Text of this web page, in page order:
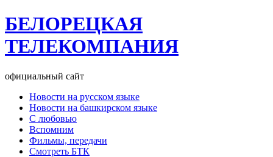
БЕЛОРЕЦКАЯ
ТЕЛЕКОМПАНИЯ
официальный сайт
Новости на русском языке
Новости на башкирском языке
С любовью
Вспомним
Фильмы, передачи
Смотреть БТК